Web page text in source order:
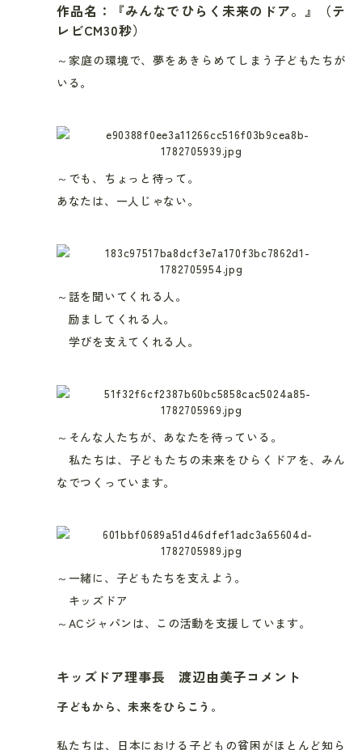
作品名：『みんなでひらく未来のドア。』（テ
レビCM30秒）
～家庭の環境で、夢をあきらめてしまう子どもたちが
いる。
～でも、ちょっと待って。
あなたは、一人じゃない。
～話を聞いてくれる人。
励ましてくれる人。
学びを支えてくれる人。
～そんな人たちが、あなたを待っている。
私たちは、子どもたちの未来をひらくドアを、みん
なでつくっています。
～一緒に、子どもたちを支えよう。
キッズドア
～ACジャパンは、この活動を支援しています。
キッズドア理事長 渡辺由美子コメント
子どもから、未来をひらこう。
私たちは、日本における子どもの貧困がほとんど知ら